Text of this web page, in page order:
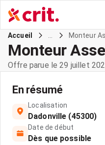
Accueil Monteur
Monteur
Offre parue le 29 juillet
En résumé
Localisation
Dadonville (45300)
Date de début
Dès que possible